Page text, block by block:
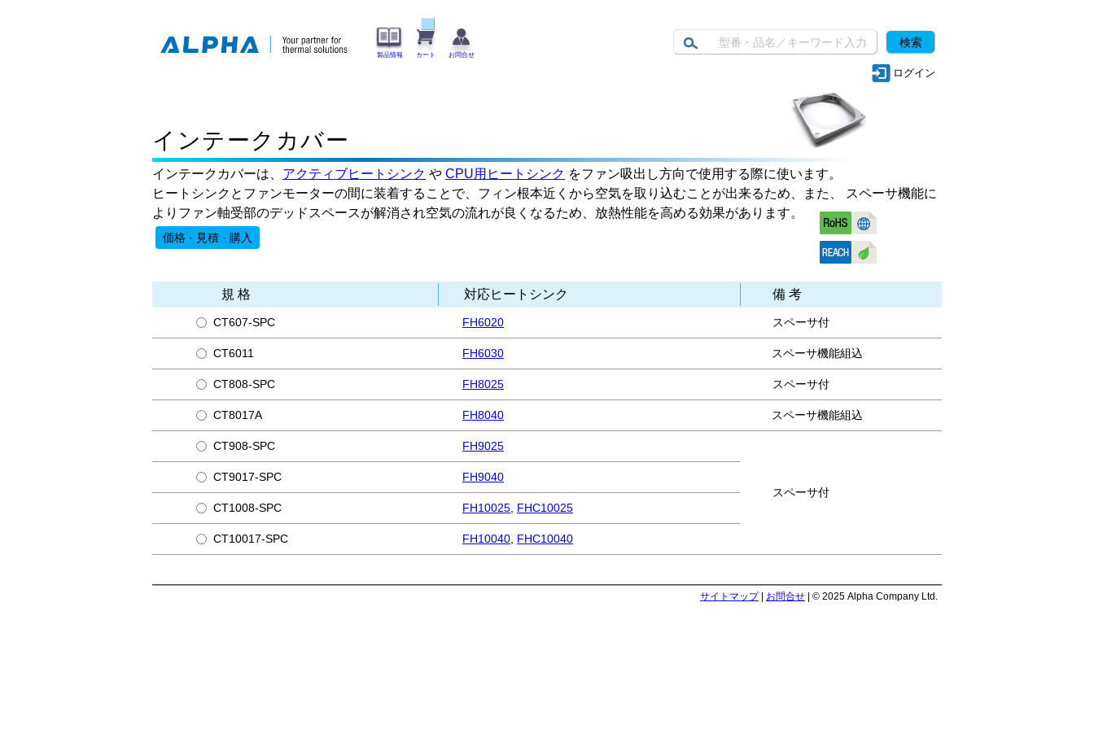
製品情報 カート お問合せ
ログイン
インテークカバー
インテークカバーは、 アクティブヒートシンク や CPU用ヒートシンク をファン吸出し方向で使用する際に使います。
ヒートシンクとファンモーターの間に装着することで、フィン根本近くから空気を取り込むことが出来るため、また、 スペーサ機能に
よりファン軸受部のデッドスペースが解消され空気の流れが良くなるため、放熱性能を高める効果があります。
価格 · 見積 · 購入
規 格 対応ヒートシンク 備 考
CT607-SPC FH6020 スペーサ付
CT6011 FH6030 スペーサ機能組込
CT808-SPC FH8025 スペーサ付
CT8017A FH8040 スペーサ機能組込
CT908-SPC FH9025
スペーサ付
CT9017-SPC FH9040
CT1008-SPC FH10025 FHC10025
CT10017-SPC FH10040 FHC10040
サイトマップ| お問合せ | © 2025 Alpha Company Ltd.